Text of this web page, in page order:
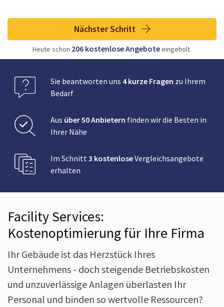
Nächster Schritt
Heute schon 206 kostenloseAngeboteeingeholt.
Sie beantworten uns 4 kurze Fragen zu Ihrem
Bedarf
Aus über 50 Anbietern finden wir die Besten in
Ihrer Nähe
Im Schnitt 3 kostenloseVergleichsangebote
erhalten
Facility Services:
Kostenoptimierung für Ihre Firma
Ihr Gebäude ist das Herzstück Ihres
Unternehmens - doch steigende Betriebskosten
und unzuverlässige Anlagen überlasten Ihr
Personal und binden so wertvolle Ressourcen?